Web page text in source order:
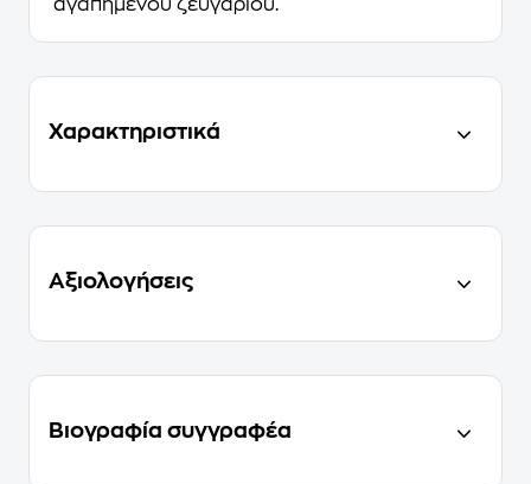
αγαπημένου ζευγαριού.
Χαρακτηριστικά
Αξιολογήσεις
Βιογραφία συγγραφέα